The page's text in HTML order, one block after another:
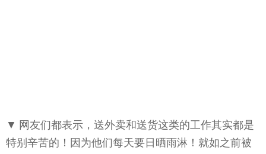
▼ 网友们都表示，送外卖和送货这类的工作其实都是
特别辛苦的！因为他们每天要日晒雨淋！就如之前被